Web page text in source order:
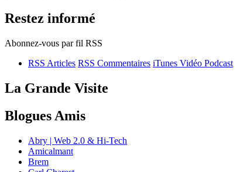
Restez informé
Abonnez-vous par fil RSS
RSS Articles RSS Commentaires iTunes Vidéo Podcast
La Grande Visite
Blogues Amis
Abry | Web 2.0 & Hi-Tech
Amicalmant
Brem